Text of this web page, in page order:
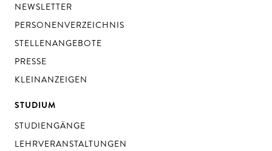
NEWSLETTER
PERSONENVERZEICHNIS
STELLENANGEBOTE
PRESSE
KLEINANZEIGEN
STUDIUM
STUDIENGÄNGE
LEHRVERANSTALTUNGEN